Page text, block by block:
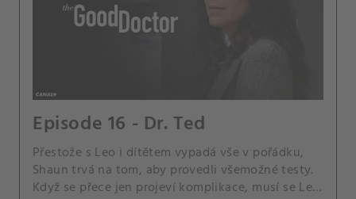
Episode 16 - Dr. Ted
Přestože s Leo i dítětem vypadá vše v pořádku,
Shaun trvá na tom, aby provedli všemožné testy.
Když se přece jen projeví komplikace, musí se Lea